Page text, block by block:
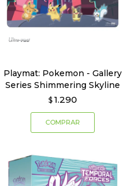
Playmat: Pokemon - Gallery
Series Shimmering Skyline
$ 1.290